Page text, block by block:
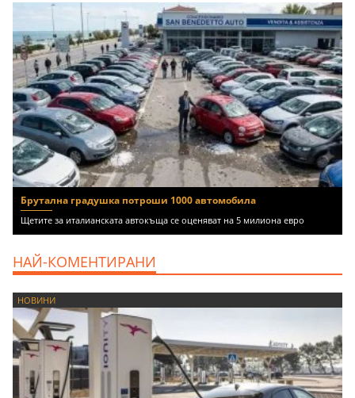
Брутална градушка потроши 1000 автомобила
Щетите за италианската автокъща се оценяват на 5 милиона евро
НАЙ-КОМЕНТИРАНИ
НОВИНИ